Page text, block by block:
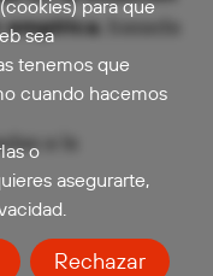
empírica, basada
a la
para que
sea
tenemos que
cuando hacemos
o
asegurarte,
Rechazar